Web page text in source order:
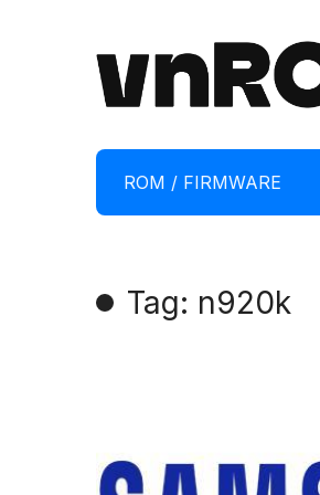
ROM / FIRMWARE
Tag: n920k